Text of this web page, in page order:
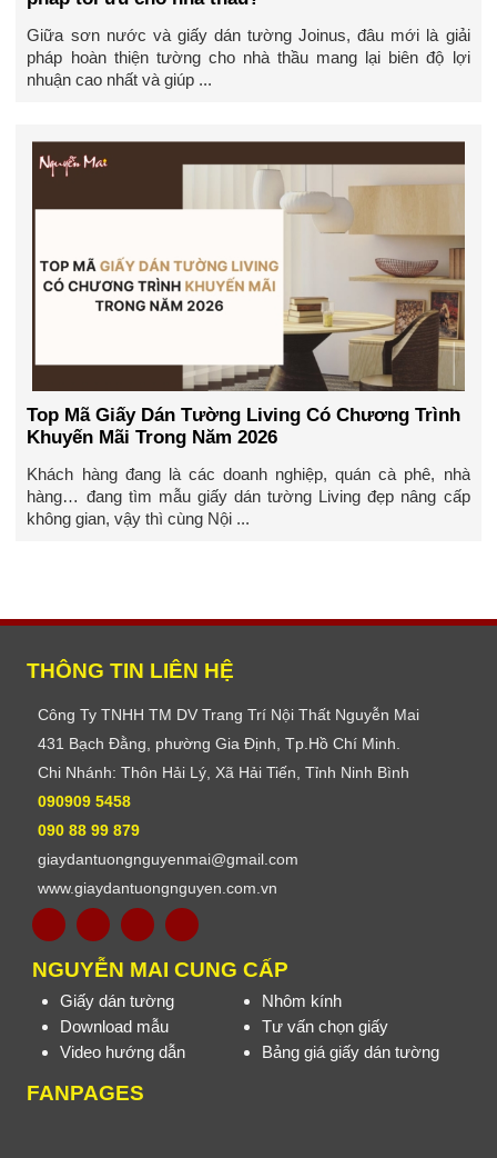
Giữa sơn nước và giấy dán tường Joinus, đâu mới là giải
pháp hoàn thiện tường cho nhà thầu mang lại biên độ lợi
nhuận cao nhất và giúp ...
Top Mã Giấy Dán Tường Living Có Chương Trình
Khuyến Mãi Trong Năm 2026
Khách hàng đang là các doanh nghiệp, quán cà phê, nhà
hàng… đang tìm mẫu giấy dán tường Living đẹp nâng cấp
không gian, vậy thì cùng Nội ...
THÔNG TIN LIÊN HỆ
Công Ty TNHH TM DV Trang Trí Nội Thất Nguyễn Mai
431 Bạch Đằng, phường Gia Định, Tp.Hồ Chí Minh.
Chi Nhánh: Thôn Hải Lý, Xã Hải Tiến, Tỉnh Ninh Bình
090909 5458
090 88 99 879
giaydantuongnguyenmai@gmail.com
www.giaydantuongnguyen.com.vn
NGUYỄN MAI CUNG CẤP
Giấy dán tường
Nhôm kính
Download mẫu
Tư vấn chọn giấy
Video hướng dẫn
Bảng giá giấy dán tường
FANPAGES